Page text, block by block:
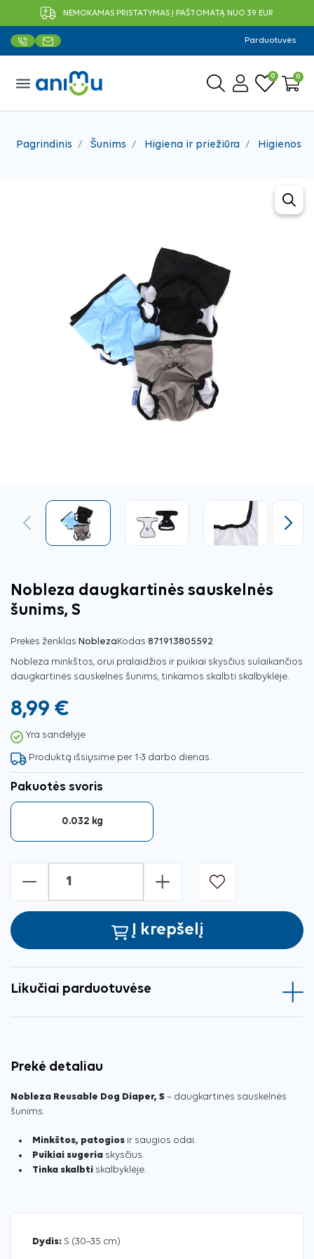
NEMOKAMAS PRISTATYMAS Į PAŠTOMATĄ NUO 39 EUR
Parduotuvės
menu 0 0
Pagrindinis Šunims Higiena ir priežiūra Higienos
Ankstesnis Tęsti
Nobleza daugkartinės sauskelnės
šunims, S
Prekės ženklas NoblezaKodas 871913805592
Nobleza minkštos, orui pralaidžios ir puikiai skysčius sulaikančios
daugkartinės sauskelnės šunims, tinkamos skalbti skalbyklėje.
8,99 €
Yra sandėlyje
Produktą išsiųsime per 1-3 darbo dienas.
Pakuotės svoris
0.032 kg
- +
Į krepšelį
Likučiai parduotuvėse
Prekė detaliau
Nobleza Reusable Dog Diaper, S – daugkartinės sauskelnės
šunims.
Minkštos, patogios ir saugios odai.
Puikiai sugeria skysčius.
Tinka skalbti skalbyklėje.
Dydis: S (30–35 cm)